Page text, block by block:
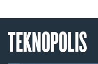
TEKNOPOLIS